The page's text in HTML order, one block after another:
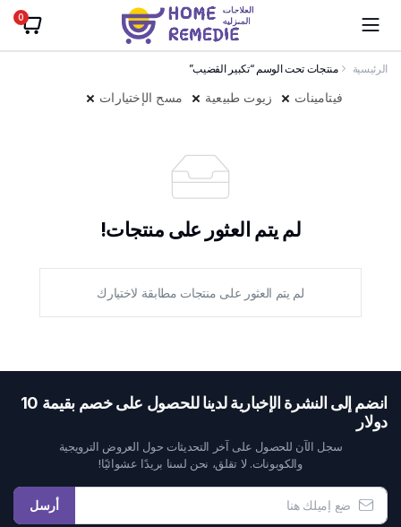
0
الرئيسية منتجات تحت الوسم “تكبير القضيب”
مسح الإختيارات زيوت طبيعية فيتامينات
لم يتم العثور على منتجات!
لم يتم العثور على منتجات مطابقة لاختيارك
انضم إلى النشرة الإخبارية لدينا للحصول على خصم بقيمة 10
دولار
سجل الآن للحصول على آخر التحديثات حول العروض الترويجية
والكوبونات. لا تقلق، نحن لسنا بريدًا عشوائيًا!
أرسل